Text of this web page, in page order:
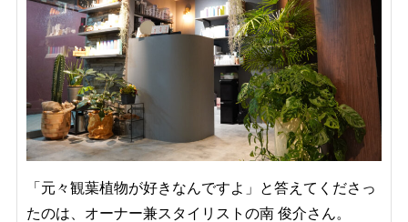
「元々観葉植物が好きなんですよ」と答えてくださっ
たのは、オーナー兼スタイリストの南 俊介さん。